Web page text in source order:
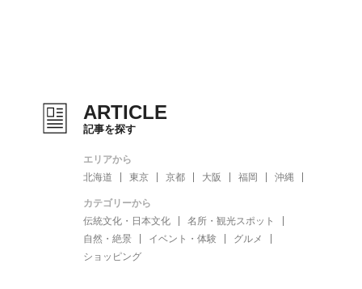
ARTICLE
記事を探す
エリアから
北海道
東京 京都 大阪 福岡 沖縄
カテゴリーから
伝統文化・日本文化
名所・観光スポット
自然・絶景
イベント・体験
グルメ
ショッピング